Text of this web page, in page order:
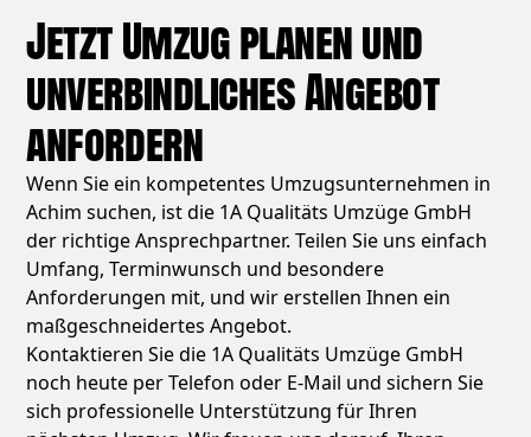
Jetzt Umzug planen und
unverbindliches Angebot
anfordern
Wenn Sie ein kompetentes Umzugsunternehmen in
Achim suchen, ist die 1A Qualitäts Umzüge GmbH
der richtige Ansprechpartner. Teilen Sie uns einfach
Umfang, Terminwunsch und besondere
Anforderungen mit, und wir erstellen Ihnen ein
maßgeschneidertes Angebot.
Kontaktieren Sie die 1A Qualitäts Umzüge GmbH
noch heute per Telefon oder E-Mail und sichern Sie
sich professionelle Unterstützung für Ihren